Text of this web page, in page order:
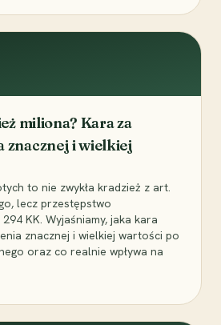
miliona? Kara za
znacznej i wielkiej
to nie zwykła kradzież z art.
lecz przestępstwo
KK. Wyjaśniamy, jaka kara
znacznej i wielkiej wartości po
oraz co realnie wpływa na